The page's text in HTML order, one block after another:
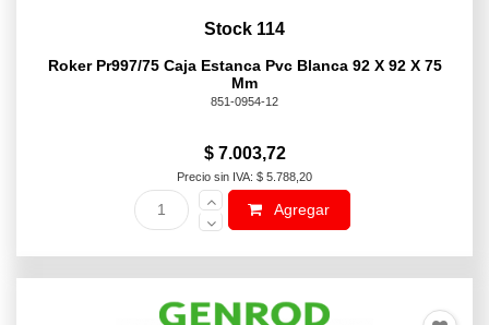
Stock 114
Roker Pr997/75 Caja Estanca Pvc Blanca 92 X 92 X 75
Mm
851-0954-12
$ 7.003,72
Precio sin IVA: $ 5.788,20
Agregar